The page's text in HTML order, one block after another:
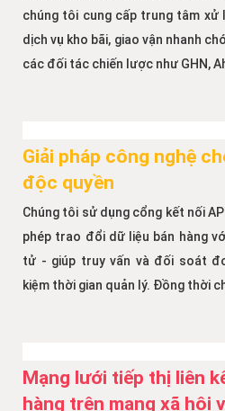
chúng tôi cung cấp trung tâm
dịch vụ kho bãi, giao vận nhanh
các đối tác chiến lược như GHN,
Giải pháp công nghệ
độc quyền
Chúng tôi sử dụng cổng kết nối
phép trao đổi dữ liệu bán hàng
tử - giúp truy vấn và đối soát
kiệm thời gian quản lý. Đồng thời
Mạng lưới tiếp thị liên
hàng trên mạng xã hội